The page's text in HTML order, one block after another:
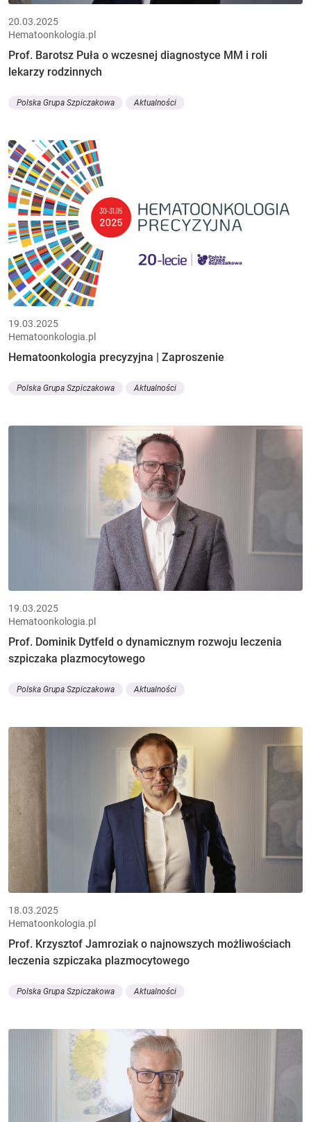
20.03.2025
Hematoonkologia.pl
Prof. Barotsz Puła o wczesnej diagnostyce MM i roli
lekarzy rodzinnych
Polska Grupa Szpiczakowa Aktualności
19.03.2025
Hematoonkologia.pl
Hematoonkologia precyzyjna | Zaproszenie
Polska Grupa Szpiczakowa Aktualności
19.03.2025
Hematoonkologia.pl
Prof. Dominik Dytfeld o dynamicznym rozwoju leczenia
szpiczaka plazmocytowego
Polska Grupa Szpiczakowa Aktualności
18.03.2025
Hematoonkologia.pl
Prof. Krzysztof Jamroziak o najnowszych możliwościach
leczenia szpiczaka plazmocytowego
Polska Grupa Szpiczakowa Aktualności